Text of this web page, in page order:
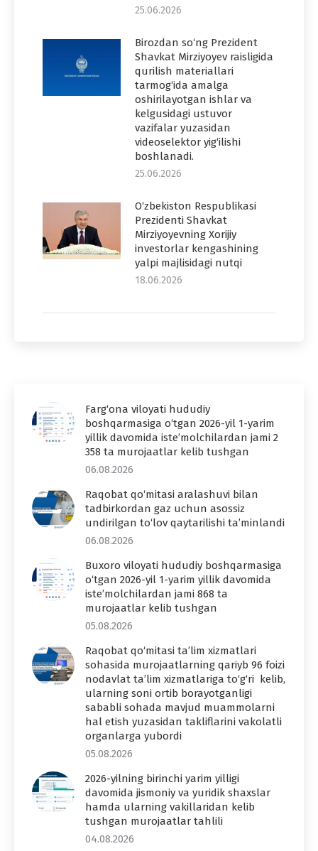
25.06.2026
Birozdan so‘ng Prezident
Shavkat Mirziyoyev raisligida
qurilish materiallari
tarmog‘ida amalga
oshirilayotgan ishlar va
kelgusidagi ustuvor
vazifalar yuzasidan
videoselektor yig‘ilishi
boshlanadi.
25.06.2026
O‘zbekiston Respublikasi
Prezidenti Shavkat
Mirziyoyevning Xorijiy
investorlar kengashining
yalpi majlisidagi nutqi
18.06.2026
Farg‘ona viloyati hududiy
boshqarmasiga o‘tgan 2026-yil 1-yarim
yillik davomida iste’molchilardan jami 2
358 ta murojaatlar kelib tushgan
06.08.2026
Raqobat qo‘mitasi aralashuvi bilan
tadbirkordan gaz uchun asossiz
undirilgan to‘lov qaytarilishi ta’minlandi
06.08.2026
Buxoro viloyati hududiy boshqarmasiga
o‘tgan 2026-yil 1-yarim yillik davomida
iste’molchilardan jami 868 ta
murojaatlar kelib tushgan
05.08.2026
Raqobat qo‘mitasi ta’lim xizmatlari
sohasida murojaatlarning qariyb 96 foizi
nodavlat ta’lim xizmatlariga to‘g‘ri kelib,
ularning soni ortib borayotganligi
sababli sohada mavjud muammolarni
hal etish yuzasidan takliflarini vakolatli
organlarga yubordi
05.08.2026
2026-yilning birinchi yarim yilligi
davomida jismoniy va yuridik shaxslar
hamda ularning vakillaridan kelib
tushgan murojaatlar tahlili
04.08.2026